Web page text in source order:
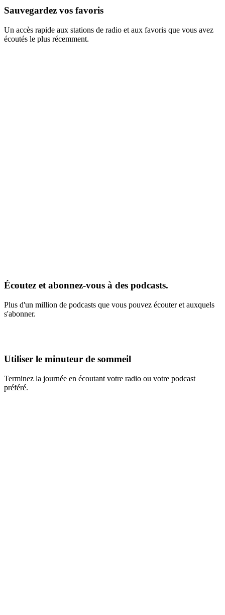
Sauvegardez vos favoris
Un accès rapide aux stations de radio et aux favoris que vous avez
écoutés le plus récemment.
Écoutez et abonnez-vous à des podcasts.
Plus d'un million de podcasts que vous pouvez écouter et auxquels
s'abonner.
Utiliser le minuteur de sommeil
Terminez la journée en écoutant votre radio ou votre podcast
préféré.